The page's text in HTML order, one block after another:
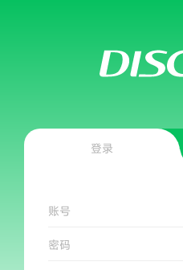
登录
账号
密码